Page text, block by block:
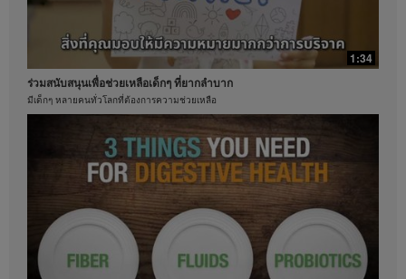
บุคคล พฤติกรรมการบริโภคและอาหารที่บริโภค น้ำหนัก
เริ่มต้น และรูปแบบการออกกำลังกาย ผู้บริโภคฟอร์มูล่า 1
วันละสองครั้งเพื่อเป็นส่วนหนึ่งของรูปแบบการดำเนิน
ชีวิตที่มีสุขภาพดี โดยทั่วไปสามารถคาดหวังที่จะสามารถ
ควบคุมน้ำหนัได้ประมาณ 0.5-1 ปอนด์ต่อสัปดาห์ ผู้เข้า
ร่วมในการศึกษา 12 สัปดาห์แบบไม่ทราบผลิตภัณฑ์ที่ใช้
ใช้ฟอร์มูล่า 1 สองครั้งต่อวัน (หนึ่งครั้งเพื่อเป็นอาหารมื้อ
หลักและอีกหนึ่งครั้งเพื่อเป็นอาหารว่าง) ร่วมกับการรับ
ประทานอาหารที่มีแคลอรี่ลดลง และตั้งเป้าหมายการออก
กำลังกายไว้ 30 นาทีต่อวัน ผู้เข้าร่วมเลือกรับประทาน
อาหารที่มีโปรตีนสูงหรืออาหารที่มีโปรตีนในระดับ
มาตรฐาน ผลคือผู้เข้าร่วมในทั้งสองกลุ่มสามารถควบคุม
น้ำหนักได้ 8.5 ปอนด์ สำหรับข้อมูลเกี่ยวกับคำกล่าวอ้าง
ของการควบคุมน้ำหนักในภูมิภาคที่คุณดำเนินธุรกิจอยู่
โปรดศึกษาในคู่มือสมาชิกหรือเยี่ยมชมเว็บไซต์
MyHerbalife.com
ชาคือหนึ่งในเครื่องดื่มที่ได้รับความนิยม
เฮอร์บาไลฟ์ใส่ใจด้านคุณภาพการสกัดชา
1:34
ร่วมสนับสนุนเพื่อช่วยเหลือเด็กๆ ที่ยากลำบาก
มีเด็กๆ หลายคนทั่วโลกที่ต้องการความช่วยเหลือ